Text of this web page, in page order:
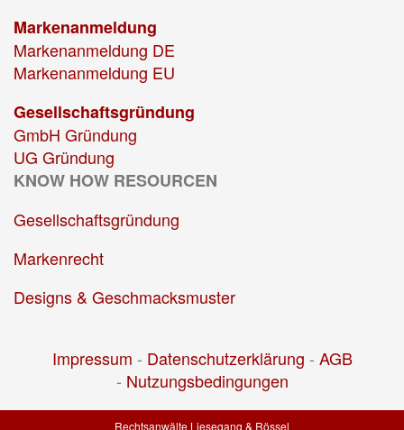
Markenanmeldung
Markenanmeldung DE
Markenanmeldung EU
Gesellschaftsgründung
GmbH Gründung
UG Gründung
KNOW HOW RESOURCEN
Gesellschaftsgründung
Markenrecht
Designs & Geschmacksmuster
Impressum - Datenschutzerklärung - AGB
- Nutzungsbedingungen
Rechtsanwälte Liesegang & Rössel